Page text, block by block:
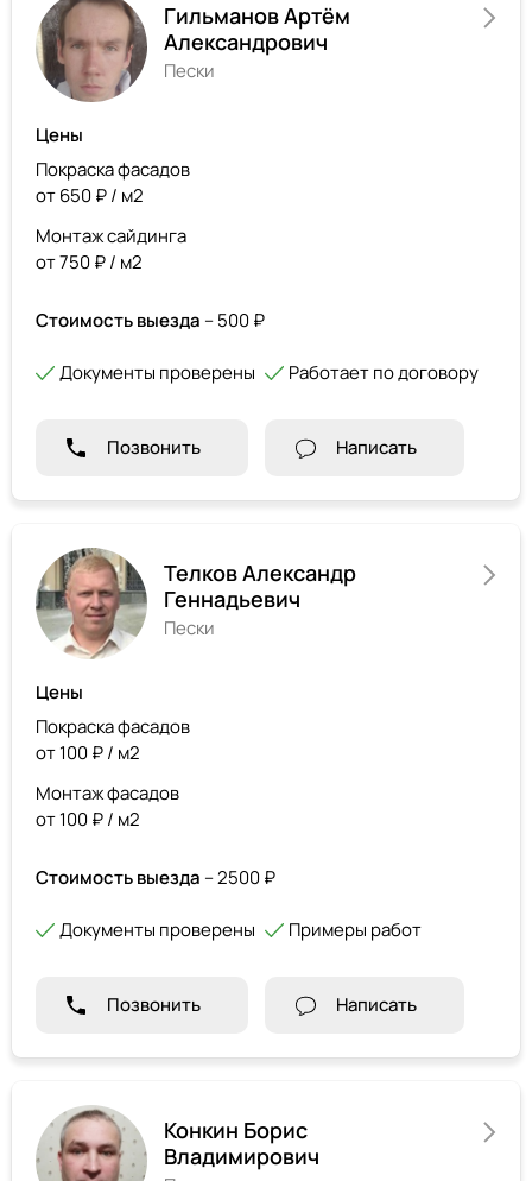
Гильманов Артём
Александрович
Пески
Цены
Покраска фасадов
от 650 ₽ / м2
Монтаж сайдинга
от 750 ₽ / м2
Стоимость выезда – 500 ₽
Документы проверены Работает по договору
Позвонить Написать
Телков Александр
Геннадьевич
Пески
Цены
Покраска фасадов
от 100 ₽ / м2
Монтаж фасадов
от 100 ₽ / м2
Стоимость выезда – 2500 ₽
Документы проверены Примеры работ
Позвонить Написать
Конкин Борис
Владимирович